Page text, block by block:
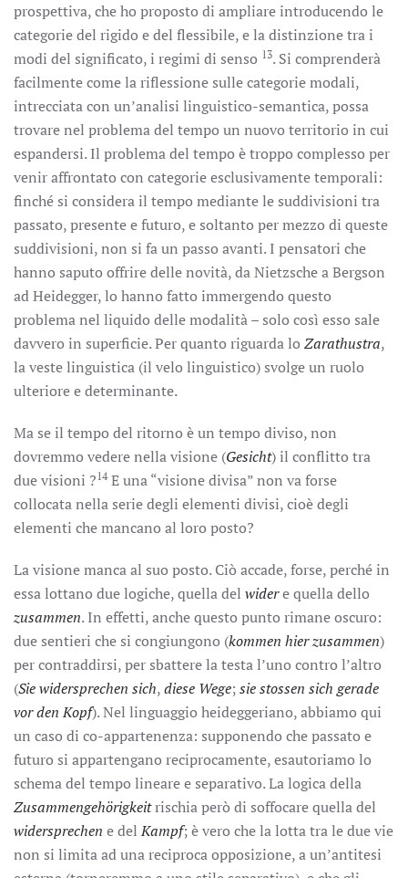
prospettiva, che ho proposto di ampliare introducendo le
categorie del rigido e del flessibile, e la distinzione tra i
modi del significato, i regimi di senso 13. Si comprenderà
facilmente come la riflessione sulle categorie modali,
intrecciata con un’analisi linguistico-semantica, possa
trovare nel problema del tempo un nuovo territorio in cui
espandersi. Il problema del tempo è troppo complesso per
venir affrontato con categorie esclusivamente temporali:
finché si considera il tempo mediante le suddivisioni tra
passato, presente e futuro, e soltanto per mezzo di queste
suddivisioni, non si fa un passo avanti. I pensatori che
hanno saputo offrire delle novità, da Nietzsche a Bergson
ad Heidegger, lo hanno fatto immergendo questo
problema nel liquido delle modalità – solo così esso sale
davvero in superficie. Per quanto riguarda lo Zarathustra,
la veste linguistica (il velo linguistico) svolge un ruolo
ulteriore e determinante.
Ma se il tempo del ritorno è un tempo diviso, non
dovremmo vedere nella visione (Gesicht) il conflitto tra
due visioni ?14E una “visione divisa” non va forse
collocata nella serie degli elementi divisi, cioè degli
elementi che mancano al loro posto?
La visione manca al suo posto. Ciò accade, forse, perché in
essa lottano due logiche, quella del widere quella dello
zusammen. In effetti, anche questo punto rimane oscuro:
due sentieri che si congiungono (kommen hier zusammen)
per contraddirsi, per sbattere la testa l’uno contro l’altro
(Sie widersprechen sich,diese Wege;sie stossen sich gerade
vor den Kopf). Nel linguaggio heideggeriano, abbiamo qui
un caso di co-appartenenza: supponendo che passato e
futuro si appartengano reciprocamente, esautoriamo lo
schema del tempo lineare e separativo. La logica della
Zusammengehörigkeitrischia però di soffocare quella del
widersprechen e delKampf; è vero che la lotta tra le due vie
non si limita ad una reciproca opposizione, a un’antitesi